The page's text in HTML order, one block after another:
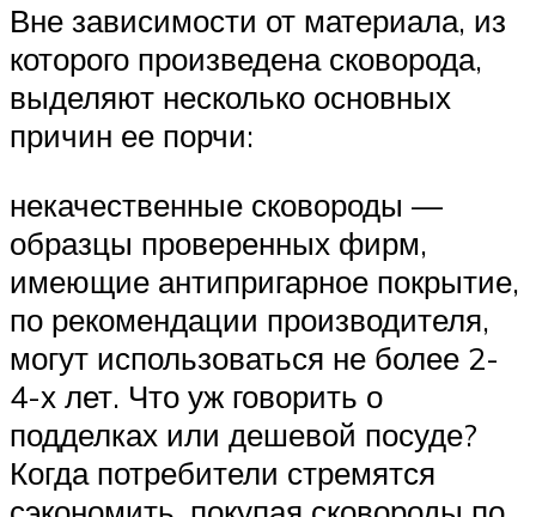
Вне зависимости от материала, из
которого произведена сковорода,
выделяют несколько основных
причин ее порчи:
некачественные сковороды —
образцы проверенных фирм,
имеющие антипригарное покрытие,
по рекомендации производителя,
могут использоваться не более 2-
4-х лет. Что уж говорить о
подделках или дешевой посуде?
Когда потребители стремятся